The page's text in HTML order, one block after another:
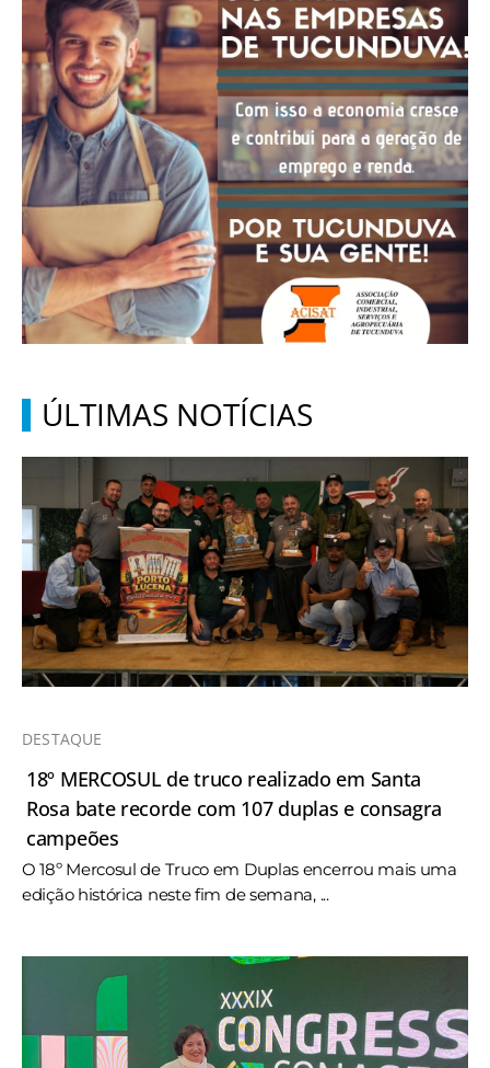
ÚLTIMAS NOTÍCIAS
DESTAQUE
18º MERCOSUL de truco realizado em Santa
Rosa bate recorde com 107 duplas e consagra
campeões
O 18º Mercosul de Truco em Duplas encerrou mais uma
edição histórica neste fim de semana, ...